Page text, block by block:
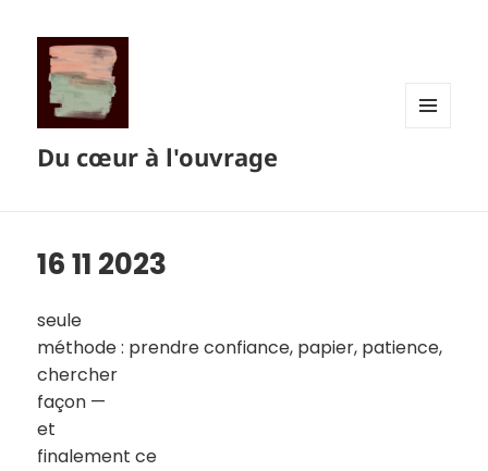
Du cœur à l'ouvrage
16 11 2023
seule
méthode : prendre confiance, papier, patience,
chercher
façon —
et
finalement ce